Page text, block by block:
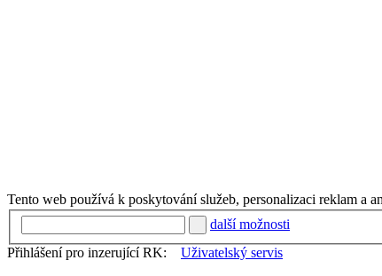
Tento web používá k poskytování služeb, personalizaci reklam a
další možnosti
Přihlášení pro inzerující RK:
Uživatelský servis